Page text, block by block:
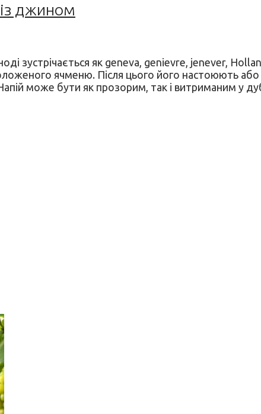
джином
зустрічається як geneva, genievre, jenever,
ячменю. Після цього його настоюють
може бути як прозорим, так і витриманим у